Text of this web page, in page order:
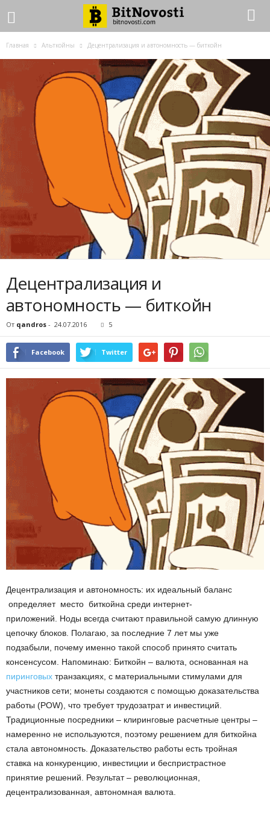
Главная Альткойны Децентрализация и автономность — биткойн
Децентрализация и
автономность — биткойн
От qandros - 24.07.2016 5
Facebook Twitter
Децентрализация и автономность: их идеальный баланс
определяет место биткойна среди интернет-
приложений. Ноды всегда считают правильной самую длинную
цепочку блоков. Полагаю, за последние 7 лет мы уже
подзабыли, почему именно такой способ принято считать
консенсусом. Напоминаю: Биткойн – валюта, основанная на
пиринговых транзакциях, с материальными стимулами для
участников сети; монеты создаются с помощью доказательства
работы (POW), что требует трудозатрат и инвестиций.
Традиционные посредники – клиринговые расчетные центры –
намеренно не используются, поэтому решением для биткойна
стала автономность. Доказательство работы есть тройная
ставка на конкуренцию, инвестиции и беспристрастное
принятие решений.
Результат – революционная,
децентрализованная, автономная валюта.